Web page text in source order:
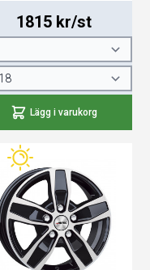
1815 kr/st
Lägg i varukorg